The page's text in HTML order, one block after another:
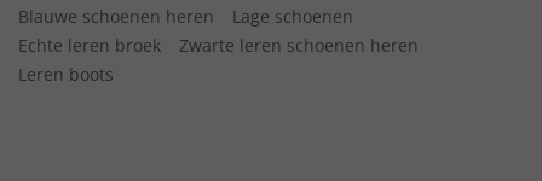
Blauwe schoenen heren
Lage schoenen
Echte leren broek
Zwarte leren schoenen heren
Leren boots